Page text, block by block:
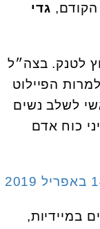
גדי
לטנק. בצה״ל
הפיילוט
לשלב נשים
כוח אדם
2019
במיידיות,